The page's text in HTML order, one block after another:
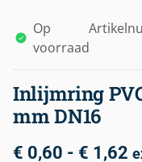
Op
voorraad
Inlijmring
mm DN16
€ 0,60 - € 1,62